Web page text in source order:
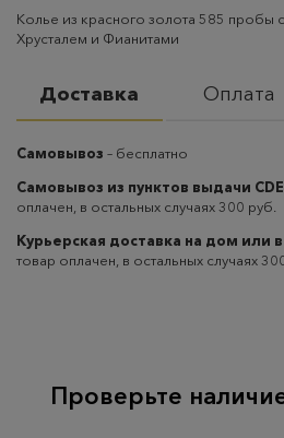
Колье из красного золота 585
Хрусталем и Фианитами
Доставка Оплата
Самовывоз – бесплатно
Самовывоз из пунктов выдачи
оплачен, в остальных случаях 300 руб.
Курьерская доставка на дом или
товар оплачен, в остальных случаях
Проверьте